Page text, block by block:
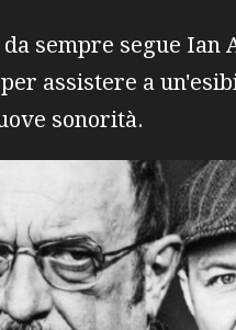
sempre segue Ian
assistere a
sonorità.